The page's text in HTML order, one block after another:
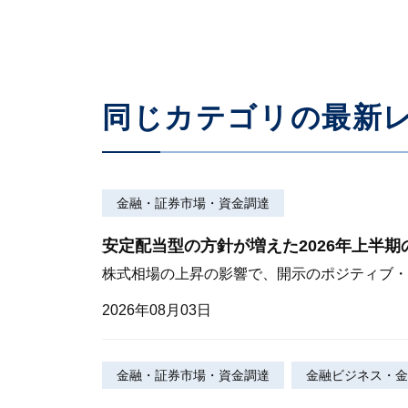
同じカテゴリの最新
金融・証券市場・資金調達
安定配当型の方針が増えた2026年上半期
株式相場の上昇の影響で、開示のポジティブ
2026年08月03日
金融・証券市場・資金調達 金融ビジネス・